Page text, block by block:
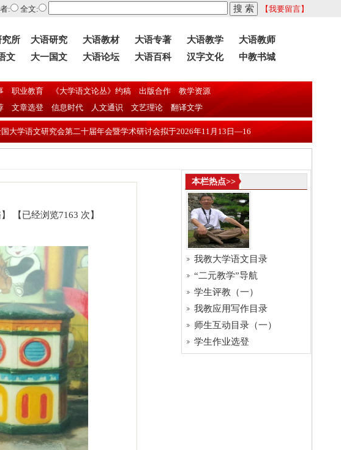
: 全文: 【我要留言】
究所 大语研究 大语教材 大语专著 大语教学
大语教师
文 大一国文 大语论坛 大语百科 汉字文化 中教书城
职业教育 《大学语文论丛》约稿 出版合作
教学资源
文章选登 信息时代 人文通识 文艺理论 翻译文学
会第二十届年会暨学术研讨会拟于2026年11月13日—16日在东莞理工学院召开 近年全国两
【已经浏览7163 次】
本栏热点>>
我教大学语文目录
“二元教学”导航
学生评教（一）
我教应用写作目录
师生互动目录（一）
学生作业选登